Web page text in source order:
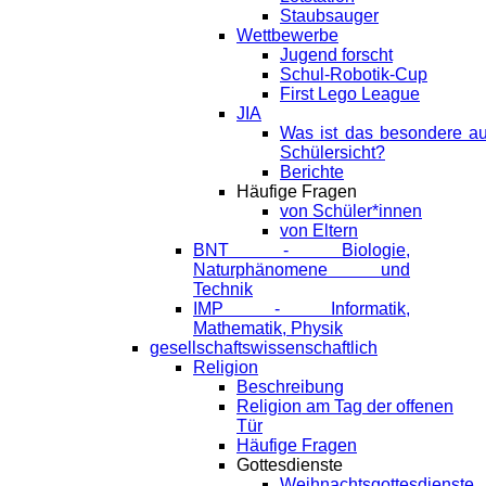
Staubsauger
Wettbewerbe
Jugend forscht
Schul-Robotik-Cup
First Lego League
JIA
Was ist das besondere
Schülersicht?
Berichte
Häufige Fragen
von Schüler*innen
von Eltern
BNT - Biologie,
Naturphänomene und
Technik
IMP - Informatik,
Mathematik, Physik
gesellschaftswissenschaftlich
Religion
Beschreibung
Religion am Tag der offenen
Tür
Häufige Fragen
Gottesdienste